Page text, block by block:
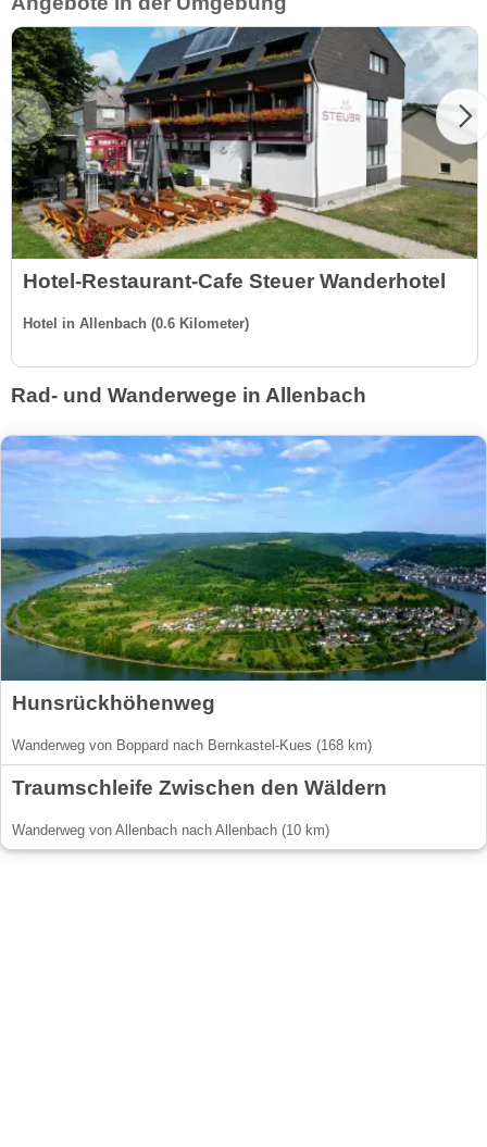
Hotel-Restaurant-Cafe Steuer Wanderhotel
Hotel in Allenbach (0.6 Kilometer)
Rad- und Wanderwege in Allenbach
Hunsrückhöhenweg
Wanderweg von Boppard nach Bernkastel-Kues (168 km)
Traumschleife Zwischen den Wäldern
Wanderweg von Allenbach nach Allenbach (10 km)